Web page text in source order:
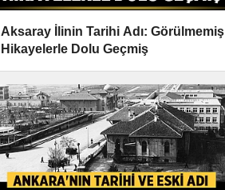
Aksaray İlinin Tarihi Adı: Görülmemiş
Hikayelerle Dolu Geçmiş